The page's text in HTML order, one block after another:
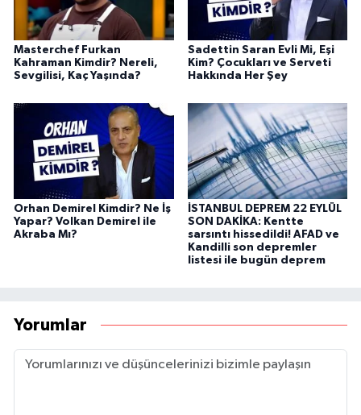
Masterchef Furkan
Kahraman Kimdir? Nereli,
Sevgilisi, Kaç Yaşında?
Sadettin Saran Evli Mi, Eşi
Kim? Çocukları ve Serveti
Hakkında Her Şey
Orhan Demirel Kimdir? Ne İş
Yapar? Volkan Demirel ile
Akraba Mı?
İSTANBUL DEPREM 22 EYLÜL
SON DAKİKA: Kentte
sarsıntı hissedildi! AFAD ve
Kandilli son depremler
listesi ile bugün deprem
Yorumlar